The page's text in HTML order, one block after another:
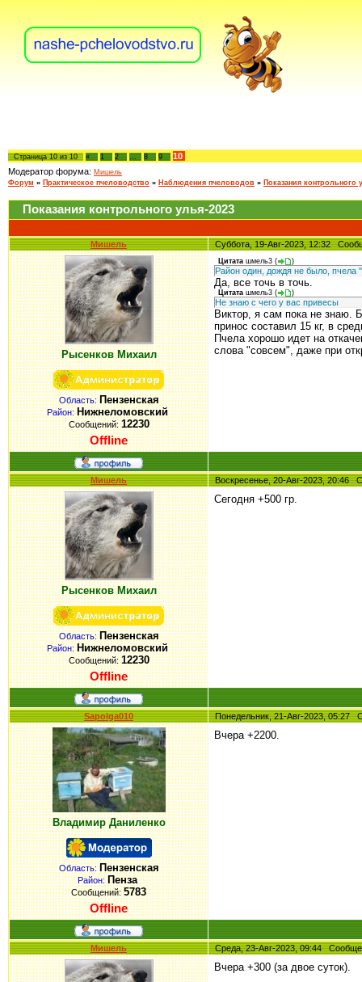
Страница10из10 « 1 2 8 9
10
Модератор форума: Мишель
Форум » Практическое пчеловодство » Наблюдения пчеловодов » Показания контрольного
Показания контрольного улья-2023
Мишель Суббота, 19-Авг-2023, 12:32
Рысенков Михаил
Область:Пензенская
Район: Нижнеломовский
Сообщений:12230
Offline
Цитата шмель3 ( )
Район один, дождя не было, пчела
Да, все точь в точь.
Цитата шмель3 ( )
Не знаю с чего у вас привесы
Виктор, я сам пока не знаю.
принос составил 15 кг, в
Пчела хорошо идет на
слова "совсем", даже при
Мишель Воскресенье, 20-Авг-2023, 20:46
Рысенков Михаил
Область:Пензенская
Район: Нижнеломовский
Сообщений:12230
Offline
Сегодня +500 гр.
Sapolga010 Понедельник, 21-Авг-2023,
Владимир Даниленко
Область:Пензенская
Район: Пенза
Сообщений:5783
Offline
Вчера +2200.
Мишель Среда, 23-Авг-2023, 09:44
Вчера +300 (за двое суток).